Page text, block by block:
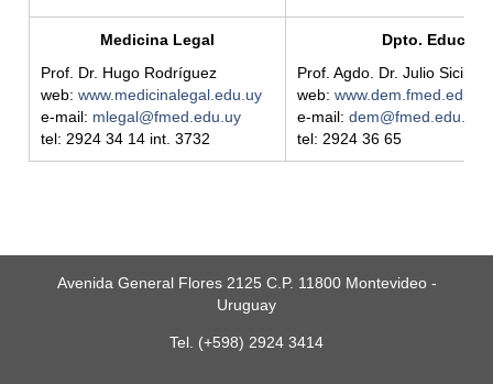
Medicina Legal
Prof. Dr. Hugo Rodríguez
web:www.medicinalegal.edu.uy
e-mail: mlegal@fmed.edu.uy
tel: 2924 34 14 int. 3732
Dpto.
Prof. Agdo. Dr. Julio
web:www.dem.fmed.edu.uy
e-mail:dem@fmed.edu.uy
tel: 2924 36 65
Avenida General Flores 2125 C.P. 11800 Montevideo -
Uruguay
Tel. (+598) 2924 3414